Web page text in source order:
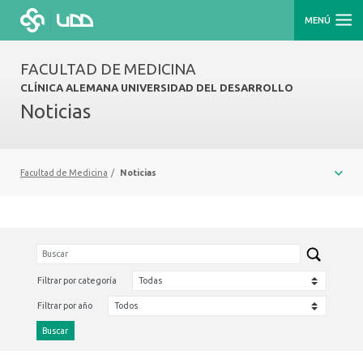
MENÚ
FACULTAD DE MEDICINA
CLÍNICA ALEMANA UNIVERSIDAD DEL DESARROLLO
Noticias
Facultad de Medicina / Noticias
Filtrar por categoría
Filtrar por año
Buscar